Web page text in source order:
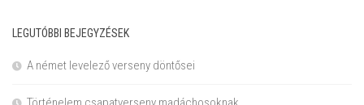
LEGUTÓBBI BEJEGYZÉSEK
A német levelező verseny döntősei